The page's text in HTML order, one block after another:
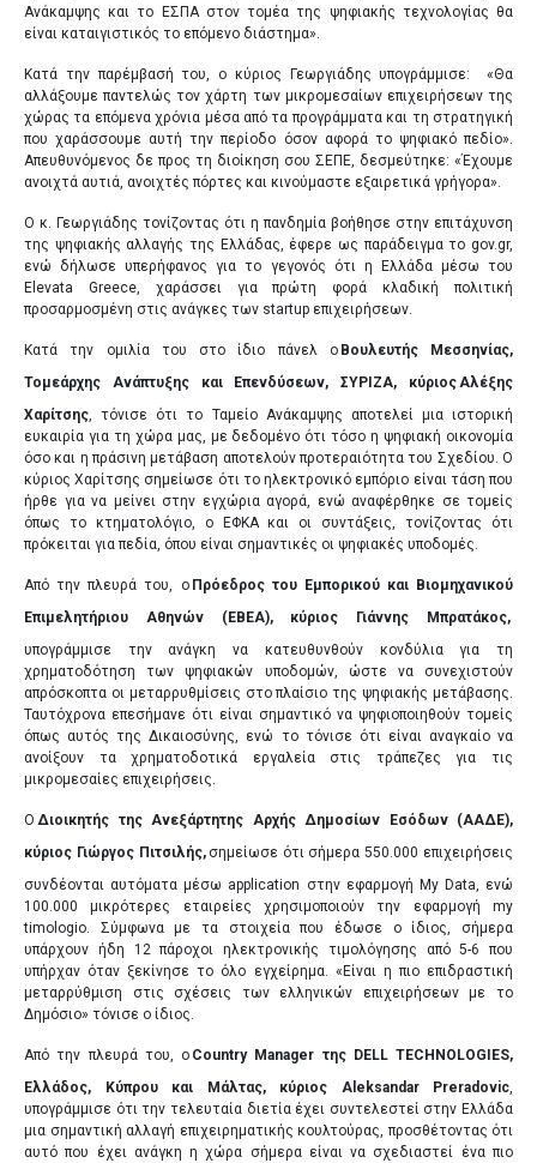
Ανάκαμψης και το ΕΣΠΑ στον τομέα της ψηφιακής τεχνολογίας θα
είναι καταιγιστικός το επόμενο διάστημα».
Κατά την παρέμβασή του, ο κύριος Γεωργιάδης υπογράμμισε: «Θα
αλλάξουμε παντελώς τον χάρτη των μικρομεσαίων επιχειρήσεων της
χώρας τα επόμενα χρόνια μέσα από τα προγράμματα και τη στρατηγική
που χαράσσουμε αυτή την περίοδο όσον αφορά το ψηφιακό πεδίο».
Απευθυνόμενος δε προς τη διοίκηση σου ΣΕΠΕ, δεσμεύτηκε: «Έχουμε
ανοιχτά αυτιά, ανοιχτές πόρτες και κινούμαστε εξαιρετικά γρήγορα».
Ο κ. Γεωργιάδης τονίζοντας ότι η πανδημία βοήθησε στην επιτάχυνση
της ψηφιακής αλλαγής της Ελλάδας, έφερε ως παράδειγμα το gov.gr,
ενώ δήλωσε υπερήφανος για το γεγονός ότι η Ελλάδα μέσω του
Elevata Greece, χαράσσει για πρώτη φορά κλαδική πολιτική
προσαρμοσμένη στις ανάγκες των startup επιχειρήσεων.
Κατά την ομιλία του στο ίδιο πάνελ ο Βουλευτής Μεσσηνίας,
Τομεάρχης Ανάπτυξης και Επενδύσεων, ΣΥΡΙΖΑ, κύριος Αλέξης
Χαρίτσης , τόνισε ότι το Ταμείο Ανάκαμψης αποτελεί μια ιστορική
ευκαιρία για τη χώρα μας, με δεδομένο ότι τόσο η ψηφιακή οικονομία
όσο και η πράσινη μετάβαση αποτελούν προτεραιότητα του Σχεδίου. Ο
κύριος Χαρίτσης σημείωσε ότι το ηλεκτρονικό εμπόριο είναι τάση που
ήρθε για να μείνει στην εγχώρια αγορά, ενώ αναφέρθηκε σε τομείς
όπως το κτηματολόγιο, ο ΕΦΚΑ και οι συντάξεις, τονίζοντας ότι
πρόκειται για πεδία, όπου είναι σημαντικές οι ψηφιακές υποδομές.
Από την πλευρά του, ο Πρόεδρος του Εμπορικoύ και Βιομηχανικού
Επιμελητήριου Αθηνών (ΕΒΕΑ), κύριος Γιάννης Μπρατάκος,
υπογράμμισε την ανάγκη να κατευθυνθούν κονδύλια για τη
χρηματοδότηση των ψηφιακών υποδομών, ώστε να συνεχιστούν
απρόσκοπτα οι μεταρρυθμίσεις στο πλαίσιο της ψηφιακής μετάβασης.
Ταυτόχρονα επεσήμανε ότι είναι σημαντικό να ψηφιοποιηθούν τομείς
όπως αυτός της Δικαιοσύνης, ενώ το τόνισε ότι είναι αναγκαίο να
ανοίξουν τα χρηματοδοτικά εργαλεία στις τράπεζες για τις
μικρομεσαίες επιχειρήσεις.
O Διοικητής της Ανεξάρτητης Αρχής Δημοσίων Εσόδων (ΑΑΔΕ),
κύριος Γιώργος Πιτσιλής, σημείωσε ότι σήμερα 550.000 επιχειρήσεις
συνδέονται αυτόματα μέσω application στην εφαρμογή Μy Data, ενώ
100.000 μικρότερες εταιρείες χρησιμοποιούν την εφαρμογή my
timologio. Σύμφωνα με τα στοιχεία που έδωσε ο ίδιος, σήμερα
υπάρχουν ήδη 12 πάροχοι ηλεκτρονικής τιμολόγησης από 5-6 που
υπήρχαν όταν ξεκίνησε το όλο εγχείρημα. «Είναι η πιο επιδραστική
μεταρρύθμιση στις σχέσεις των ελληνικών επιχειρήσεων με το
Δημόσιο» τόνισε ο ίδιος.
Από την πλευρά του, ο Country Manager της DELL TECHNOLOGIES,
Ελλάδος, Κύπρου και Μάλτας, κύριος Aleksandar Preradovic
υπογράμμισε ότι την τελευταία διετία έχει συντελεστεί στην Ελλάδα
μια σημαντική αλλαγή επιχειρηματικής κουλτούρας, προσθέτοντας ότι
αυτό που έχει ανάγκη η χώρα σήμερα είναι να σχεδιαστεί ένα πιο